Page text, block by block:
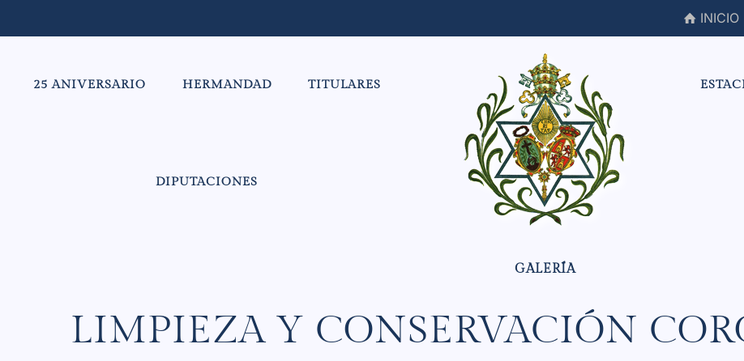
INICIO
25 ANIVERSARIO HERMANDAD TITULARES
DIPUTACIONES
LIMPIEZA Y CONSERVACIÓN